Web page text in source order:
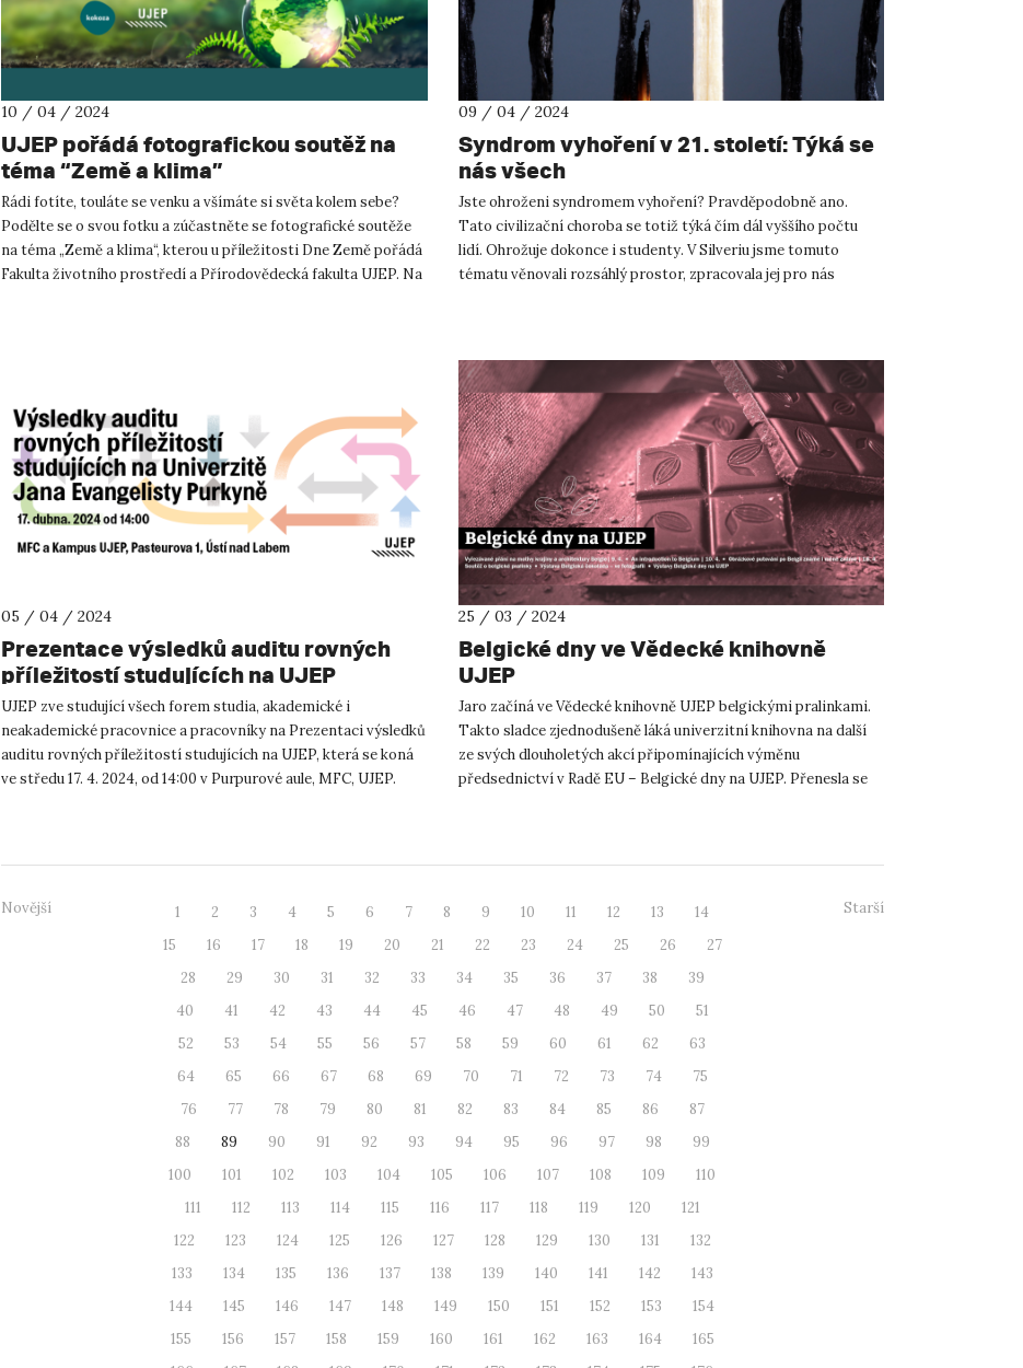
10 / 04 / 2024
UJEP pořádá fotografickou soutěž na
téma “Země a klima”
Rádi fotíte, touláte se venku a všímáte si světa kolem sebe?
Podělte se o svou fotku a zúčastněte se fotografické soutěže
na téma „Země a klima“, kterou u příležitosti Dne Země pořádá
Fakulta životního prostředí a Přírodovědecká fakulta UJEP. Na
09 / 04 / 2024
Syndrom vyhoření v 21. století: Týká se
nás všech
Jste ohroženi syndromem vyhoření? Pravděpodobně ano.
Tato civilizační choroba se totiž týká čím dál vyššího počtu
lidí. Ohrožuje dokonce i studenty. V Silveriu jsme tomuto
tématu věnovali rozsáhlý prostor, zpracovala jej pro nás
05 / 04 / 2024
Prezentace výsledků auditu rovných
příležitostí studujících na UJEP
UJEP zve studující všech forem studia, akademické i
neakademické pracovnice a pracovníky na Prezentaci výsledků
auditu rovných příležitostí studujících na UJEP, která se koná
ve středu 17. 4. 2024, od 14:00 v Purpurové aule, MFC, UJEP.
25 / 03 / 2024
Belgické dny ve Vědecké knihovně
UJEP
Jaro začíná ve Vědecké knihovně UJEP belgickými pralinkami.
Takto sladce zjednodušeně láká univerzitní knihovna na další
ze svých dlouholetých akcí připomínajících výměnu
předsednictví v Radě EU – Belgické dny na UJEP. Přenesla se
Novější 1 2 3 4 5 6 7 8 9 10 11 12 13
14
15
16 17 18 19 20 21 22 23 24 25 26
27
28
29 30 31 32 33 34 35 36 37 38
39
40
41 42 43 44 45 46 47 48 49 50
51
52
53 54 55 56 57 58 59 60 61 62
63
64
65 66 67 68 69 70 71 72 73 74
75
76
77 78 79 80 81 82 83 84 85 86
87
88
89 90 91 92 93 94 95 96 97 98
99
100
101 102 103 104 105 106 107 108 109
110
111
112 113 114 115 116 117 118 119 120
121
122
123 124 125 126 127 128 129 130 131
132
133
134 135 136 137 138 139 140 141 142
143
144
145 146 147 148 149 150 151 152 153
154
155
156 157 158 159 160 161 162 163 164
165
Starší